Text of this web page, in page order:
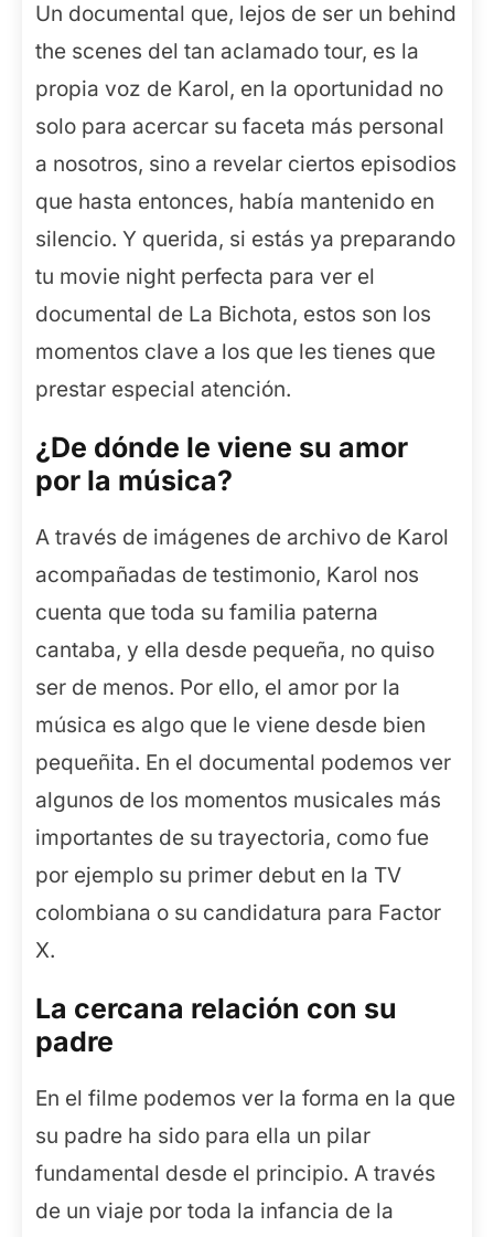
Un documental que, lejos de ser un behind
the scenes del tan aclamado tour, es la
propia voz de Karol, en la oportunidad no
solo para acercar su faceta más personal
a nosotros, sino a revelar ciertos episodios
que hasta entonces, había mantenido en
silencio. Y querida, si estás ya preparando
tu movie night perfecta para ver el
documental de La Bichota, estos son los
momentos clave a los que les tienes que
prestar especial atención.
¿De dónde le viene su amor
por la música?
A través de imágenes de archivo de Karol
acompañadas de testimonio, Karol nos
cuenta que toda su familia paterna
cantaba, y ella desde pequeña, no quiso
ser de menos. Por ello, el amor por la
música es algo que le viene desde bien
pequeñita. En el documental podemos ver
algunos de los momentos musicales más
importantes de su trayectoria, como fue
por ejemplo su primer debut en la TV
colombiana o su candidatura para Factor
X.
La cercana relación con su
padre
En el filme podemos ver la forma en la que
su padre ha sido para ella un pilar
fundamental desde el principio. A través
de un viaje por toda la infancia de la